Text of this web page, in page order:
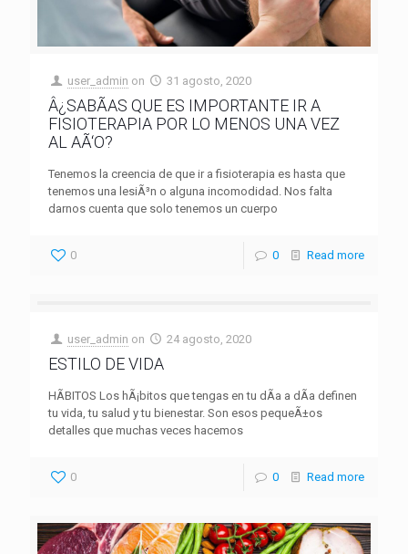
user_admin on 31 agosto, 2020
Â¿SABÃAS QUE ES IMPORTANTE IR A
FISIOTERAPIA POR LO MENOS UNA VEZ
AL AÃ‘O?
Tenemos la creencia de que ir a fisioterapia es hasta que
tenemos una lesiÃ³n o alguna incomodidad. Nos falta
darnos cuenta que solo tenemos un cuerpo
0 0 Read more
user_admin on 24 agosto, 2020
ESTILO DE VIDA
HÃBITOS Los hÃ¡bitos que tengas en tu dÃ­a a dÃ­a definen
tu vida, tu salud y tu bienestar. Son esos pequeÃ±os
detalles que muchas veces hacemos
0 0 Read more